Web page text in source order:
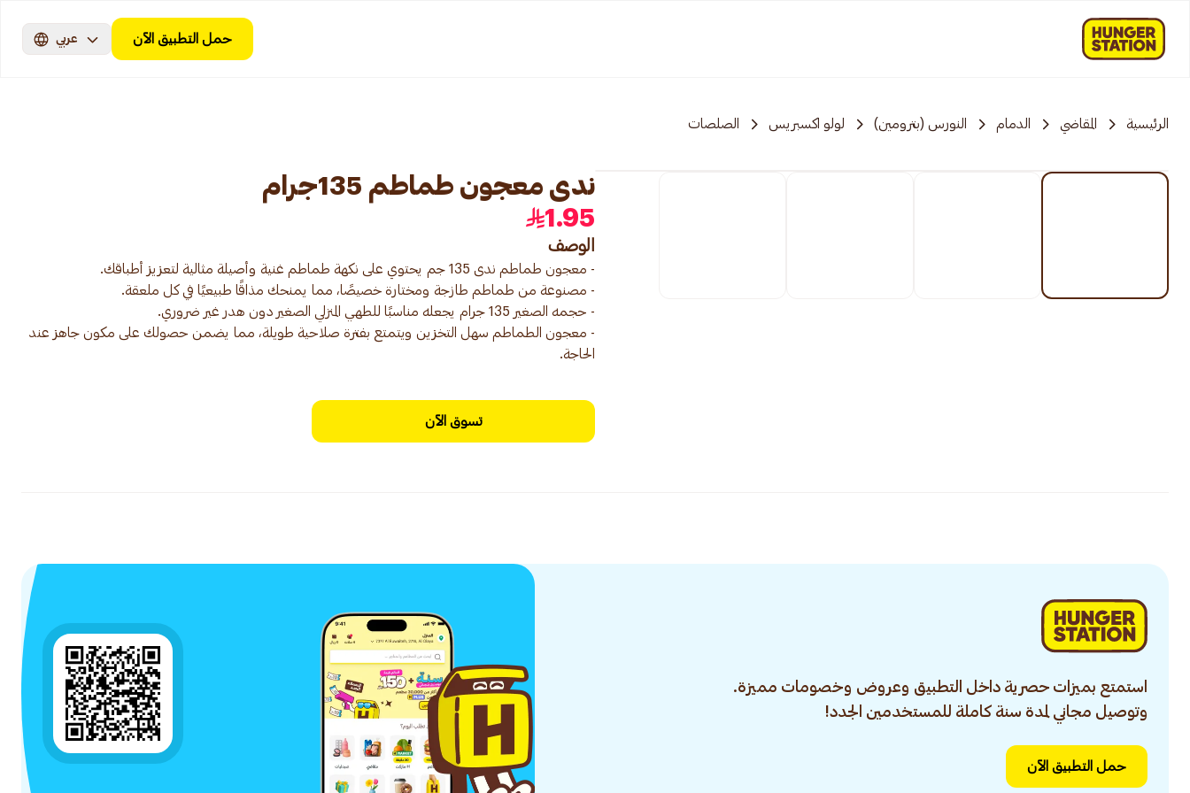
حمل التطبيق الآن عربي
الرئيسية المقاضي الدمام النورس (بترومين) لولو اكسبريس الصلصات
ندى معجون طماطم 135جرام
1.95
الوصف
- معجون الطماطم سهل التخزين ويتمتع بفترة صلاحية طويلة، مما يضمن حصولك على مكون جاهز عند
الحاجة.
تسوق الآن
استمتع بميزات حصرية داخل التطبيق وعروض وخصومات مميزة.
وتوصيل مجاني لمدة سنة كاملة للمستخدمين الجدد!
حمل التطبيق الآن